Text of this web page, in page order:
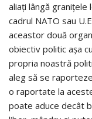
aliaţi lângă graniţele
cadrul NATO sau
aceastor două
obiectiv politic aşa
propria noastră
aleg să se
o raportate la
poate aduce decât